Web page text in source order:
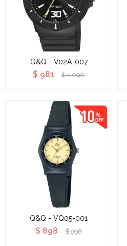
Q&Q - V02A-007
$ 981 $ 1.090
Q&Q - VQ05-001
$ 898 $ 998